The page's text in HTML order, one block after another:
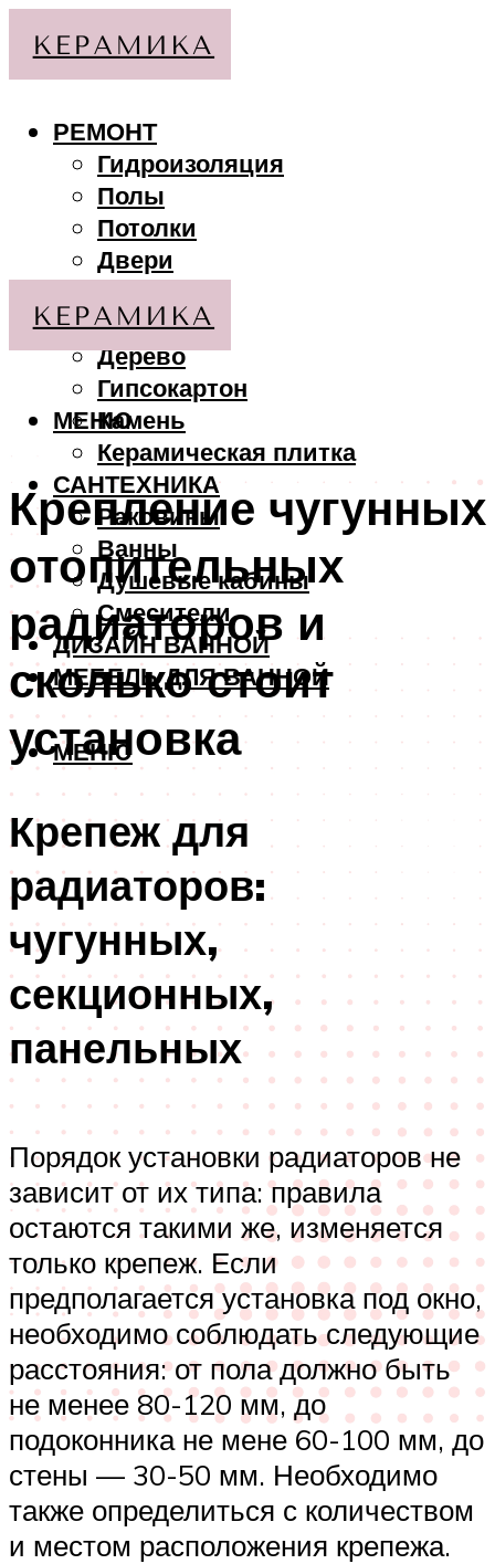
РЕМОНТ
Гидроизоляция
Полы
Потолки
Двери
МАТЕРИАЛЫ
Дерево
Гипсокартон
Камень
Керамическая плитка
САНТЕХНИКА
Раковины
Ванны
Душевые кабины
Смесители
ДИЗАЙН ВАННОЙ
МЕБЕЛЬ ДЛЯ ВАННОЙ
МЕНЮ
МЕНЮ
Крепление чугунных
отопительных
радиаторов и
сколько стоит
установка
Крепеж для
радиаторов:
чугунных,
секционных,
панельных
Порядок установки радиаторов не
зависит от их типа: правила
остаются такими же, изменяется
только крепеж. Если
предполагается установка под окно,
необходимо соблюдать следующие
расстояния: от пола должно быть
не менее 80-120 мм, до
подоконника не мене 60-100 мм, до
стены — 30-50 мм. Необходимо
также определиться с количеством
и местом расположения крепежа.